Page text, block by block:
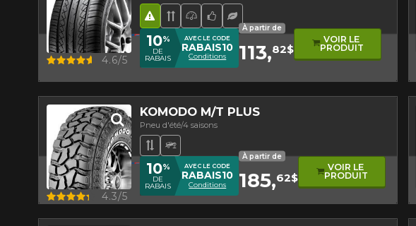
Bande de roulement directionnel
Pneu haute performance
Choix de l'équipe
Pneu écologique
Hasard routier
Aperçu 4.6/5
10%
DE
RABAIS
AVEC LE CODE
RABAIS10
Conditions
À partir de
113,82$
VOIR LE
PRODUIT
KOMODO M/T PLUS
Pneu d'été/4 saisons
Bande de roulement asymétrique
Pneu Hors-Route
Aperçu 4.3/5
10%
DE
RABAIS
AVEC LE CODE
RABAIS10
Conditions
À partir de
185,62$
VOIR LE
PRODUIT